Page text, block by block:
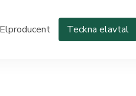
Elproducent Teckna elavtal